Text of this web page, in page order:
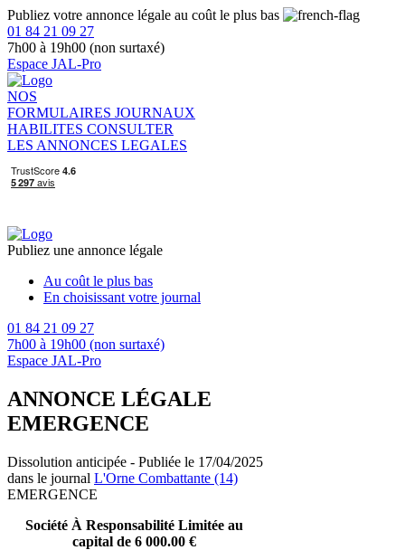
Publiez votre annonce légale au coût le plus bas
01 84 21 09 27
7h00 à 19h00 (non surtaxé)
Espace JAL-Pro
NOS
FORMULAIRES JOURNAUX
HABILITES CONSULTER
LES ANNONCES LEGALES
Publiez une annonce légale
Au coût le plus bas
En choisissant votre journal
01 84 21 09 27
7h00 à 19h00 (non surtaxé)
Espace JAL-Pro
ANNONCE LÉGALE
EMERGENCE
Dissolution anticipée - Publiée le 17/04/2025
dans le journal L'Orne Combattante (14)
EMERGENCE
Société À Responsabilité Limitée au
capital de 6 000.00 €